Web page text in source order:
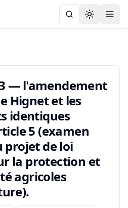
Toggle
— l'amendement
Hignet et les
identiques
5 (examen
de loi
la protection et
agricoles